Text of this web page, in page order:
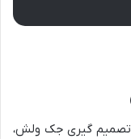
تصمیم گیری جک ولش،